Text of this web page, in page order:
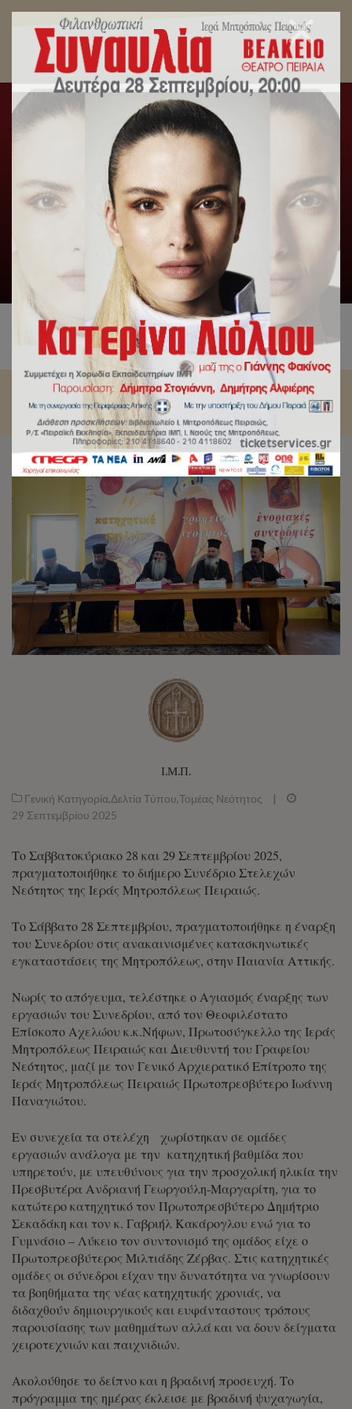
Διήμερο Συνέδριο Στελεχών Νεότητος της Ιεράς
Μητροπόλεως Πειραιώς.
Αρχική Γενική Κατηγορία ,Δελτία Τύπου,Τομέας
Νεότητος /
Διήμερο Συνέδριο Στελεχών Νεότητος της Ιεράς
Μητροπόλεως Πειραιώς.
Ι.Μ.Π.
Γενική Κατηγορία,Δελτία Τύπου,Τομέας Νεότητος
|
29 Σεπτεμβρίου 2025
Το Σαββατοκύριακο 28 και 29 Σεπτεμβρίου 2025,
πραγματοποιήθηκε το διήμερο Συνέδριο Στελεχών
Νεότητος της Ιεράς Μητροπόλεως Πειραιώς.
Το Σάββατο 28 Σεπτεμβρίου, πραγματοποιήθηκε η έναρξη
του Συνεδρίου στις ανακαινισμένες κατασκηνωτικές
εγκαταστάσεις της Μητροπόλεως, στην Παιανία Αττικής.
Νωρίς το απόγευμα, τελέστηκε ο Αγιασμός έναρξης των
εργασιών του Συνεδρίου, από τον Θεοφιλέστατο
Επίσκοπο Αχελώου κ.κ.Νήφων, Πρωτοσύγκελλο της Ιεράς
Μητροπόλεως Πειραιώς και Διευθυντή του Γραφείου
Νεότητος, μαζί με τον Γενικό Αρχιερατικό Επίτροπο της
Ιεράς Μητροπόλεως Πειραιώς Πρωτοπρεσβύτερο Ιωάννη
Παναγιώτου.
Εν συνεχεία τα στελέχη χωρίστηκαν σε ομάδες
εργασιών ανάλογα με την κατηχητική βαθμίδα που
υπηρετούν, με υπευθύνους για την προσχολική ηλικία την
Πρεσβυτέρα Ανδριανή Γεωργούλη-Μαργαρίτη, για το
κατώτερο κατηχητικό τον Πρωτοπρεσβύτερο Δημήτριο
Σεκαδάκη και τον κ. Γαβριήλ Κακάρογλου ενώ για το
Γυμνάσιο – Λύκειο τον συντονισμό της ομάδος είχε ο
Πρωτοπρεσβύτερος Μιλτιάδης Ζέρβας. Στις κατηχητικές
ομάδες οι σύνεδροι είχαν την δυνατότητα να γνωρίσουν
τα βοηθήματα της νέας κατηχητικής χρονιάς, να
διδαχθούν δημιουργικούς και ευφάνταστους τρόπους
παρουσίασης των μαθημάτων αλλά και να δουν δείγματα
χειροτεχνιών και παιχνιδιών.
Ακολούθησε το δείπνο και η βραδινή προσευχή. Το
πρόγραμμα της ημέρας έκλεισε με βραδινή ψυχαγωγία,